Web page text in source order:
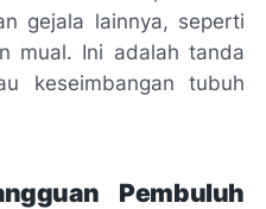
gejala lainnya, seperti
mual. Ini adalah tanda
keseimbangan tubuh
Pembuluh